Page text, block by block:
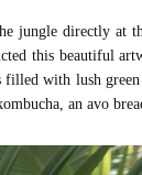
jungle directly at
this beautiful
with lush
an avo